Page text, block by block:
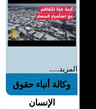
المزيد.....
وكالة أنباء حقوق
الإنسان